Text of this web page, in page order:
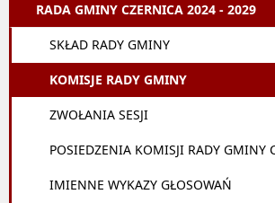
RADA GMINY CZERNICA 2024 - 2029
SKŁAD RADY GMINY
KOMISJE RADY GMINY
ZWOŁANIA SESJI
POSIEDZENIA KOMISJI RADY GMINY
IMIENNE WYKAZY GŁOSOWAŃ